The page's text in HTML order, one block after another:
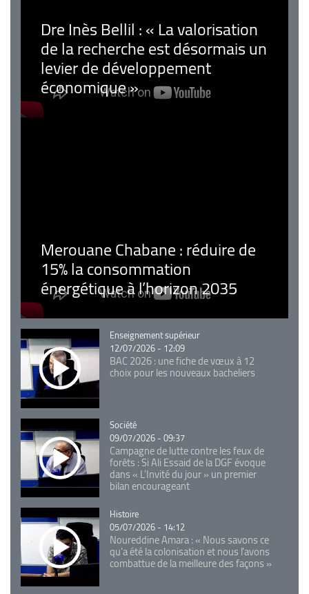
Dre Inès Bellil : « La valorisation
de la recherche est désormais un
levier de développement
économique »
Merouane Chabane : réduire de
15% la consommation
énergétique à l’horizon 2035
Catégorie
Enseignement supérieur
12/07/2026 - 12:09
BAC 2026 : une fiche de vœux à 12
choix pour les nouveaux bacheliers
Catégorie
Société
09/07/2026 - 09:37
Campagne de lutte contre les feux de
forêts : Si Ali Essaid de la DGF évoque
dans « L'Invité du jour » un premier
bilan encourageant
Catégorie
Histoire
05/07/2026 - 14:12
Noureddine Amara : « Nous savons ce
qu’a été la colonisation et nous l’avons
combattue de la meilleure des façons »